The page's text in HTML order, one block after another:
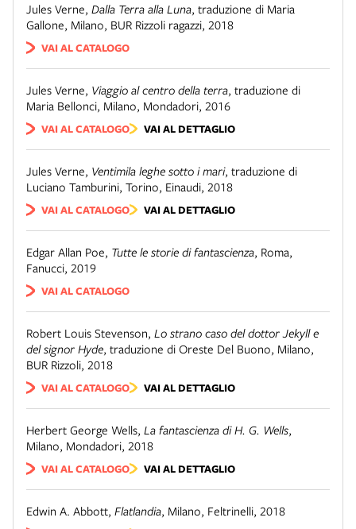
Jules Verne, Dalla Terra alla Luna, traduzione di Maria
Gallone, Milano, BUR Rizzoli ragazzi, 2018
VAI AL CATALOGO
Jules Verne, Viaggio al centro della terra, traduzione di
Maria Bellonci, Milano, Mondadori, 2016
VAI AL CATALOGO VAI AL DETTAGLIO
Jules Verne, Ventimila leghe sotto i mari, traduzione di
Luciano Tamburini, Torino, Einaudi, 2018
VAI AL CATALOGO VAI AL DETTAGLIO
Edgar Allan Poe, Tutte le storie di fantascienza, Roma,
Fanucci, 2019
VAI AL CATALOGO
Robert Louis Stevenson, Lo strano caso del dottor Jekyll e
del signor Hyde, traduzione di Oreste Del Buono, Milano,
BUR Rizzoli, 2018
VAI AL CATALOGO VAI AL DETTAGLIO
Herbert George Wells, La fantascienza di H. G. Wells,
Milano, Mondadori, 2018
VAI AL CATALOGO VAI AL DETTAGLIO
Edwin A. Abbott, Flatlandia, Milano, Feltrinelli, 2018